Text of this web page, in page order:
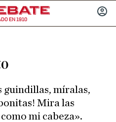
EN 1910
Mira las
mi cabeza».